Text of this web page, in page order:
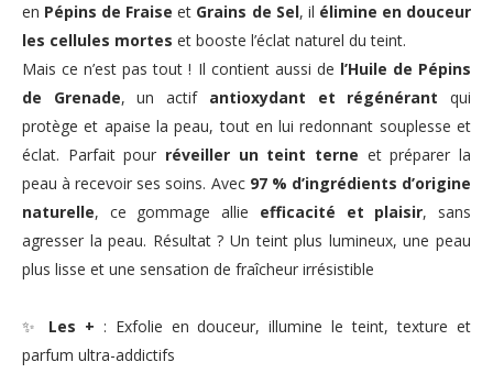
en Pépins de Fraise et Grains de Sel, il élimine en douceur
les cellules mortes et booste l’éclat naturel du teint.
Mais ce n’est pas tout ! Il contient aussi de l’Huile de Pépins
de Grenade, un actif antioxydant et régénérant qui
protège et apaise la peau, tout en lui redonnant souplesse et
éclat. Parfait pour réveiller un teint terne et préparer la
peau à recevoir ses soins. Avec 97 % d’ingrédients d’origine
naturelle, ce gommage allie efficacité et plaisir, sans
agresser la peau. Résultat ? Un teint plus lumineux, une peau
plus lisse et une sensation de fraîcheur irrésistible
✨ Les + : Exfolie en douceur, illumine le teint, texture et
parfum ultra-addictifs